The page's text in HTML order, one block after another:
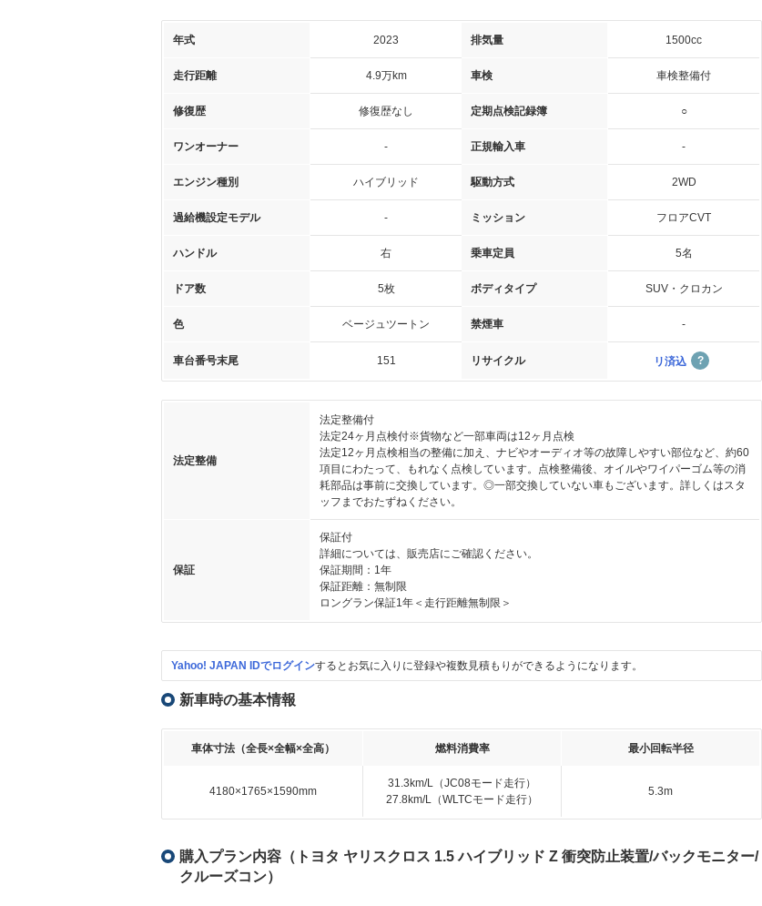
年式 2023 排気量 1500cc
走行距離 4.9万km 車検 車検整備付
修復歴 修復歴なし 定期点検記録簿 ○
ワンオーナー - 正規輸入車 -
エンジン種別 ハイブリッド 駆動方式 2WD
過給機設定モデル - ミッション フロアCVT
ハンドル 右 乗車定員 5名
ドア数 5枚 ボディタイプ SUV・クロカン
色 ベージュツートン 禁煙車 -
車台番号末尾 151 リサイクル リ済込
法定整備
法定整備付
法定24ヶ月点検付※貨物など一部車両は12ヶ月点検
法定12ヶ月点検相当の整備に加え、ナビやオーディオ等の故障しやすい部位など、約60
項目にわたって、もれなく点検しています。点検整備後、オイルやワイパーゴム等の消
耗部品は事前に交換しています。◎一部交換していない車もございます。詳しくはスタ
ッフまでおたずねください。
保証
保証付
詳細については、販売店にご確認ください。
保証期間：1年
保証距離：無制限
ロングラン保証1年＜走行距離無制限＞
Yahoo! JAPAN IDでログインするとお気に入りに登録や複数見積もりができるようになります。
新車時の基本情報
車体寸法（全長×全幅×全高） 燃料消費率 最小回転半径
4180×1765×1590mm
31.3km/L（JC08モード走行）
27.8km/L（WLTCモード走行）
5.3m
購入プラン内容（トヨタ ヤリスクロス 1.5 ハイブリッド Z 衝突防止装置/バックモニター/
クルーズコン）